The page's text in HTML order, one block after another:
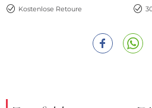
Kostenlose Retoure